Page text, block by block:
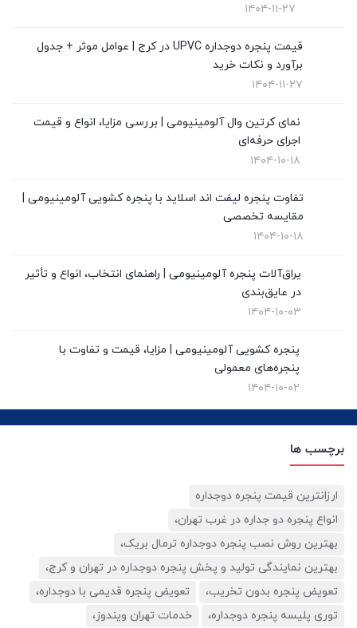
قیمت درب upvc(0)
نمای کرتین وال(4)
نمایندگی وین تک در تهران
۱۴۰۴-۱۱-۲۷
قیمت پنجره دوجداره UPVC در کرج | عوامل موثر + جدول
برآورد و نکات خرید
۱۴۰۴-۱۱-۲۷
نمای کرتین وال آلومینیومی | بررسی مزایا، انواع و قیمت
اجرای حرفه‌ای
۱۴۰۴-۱۰-۱۸
تفاوت پنجره لیفت اند اسلاید با پنجره کشویی آلومینیومی |
مقایسه تخصصی
۱۴۰۴-۱۰-۱۸
یراق‌آلات پنجره آلومینیومی | راهنمای انتخاب، انواع و تأثیر
در عایق‌بندی
۱۴۰۴-۱۰-۰۳
پنجره کشویی آلومینیومی | مزایا، قیمت و تفاوت با
پنجره‌های معمولی
۱۴۰۴-۱۰-۰۲
برچسب ها
ارزانترین قیمت پنجره دوجداره
انواع پنجره دو جداره در غرب تهران،
بهترین روش نصب پنجره دوجداره ترمال بریک،
بهترین نمایندگی تولید و پخش پنجره دوجداره در تهران و کرج،
تعویض پنجره بدون تخریب،
تعویض پنجره قدیمی با دوجداره،
توری پلیسه پنجره دوجداره،
خدمات تهران ویندوز،